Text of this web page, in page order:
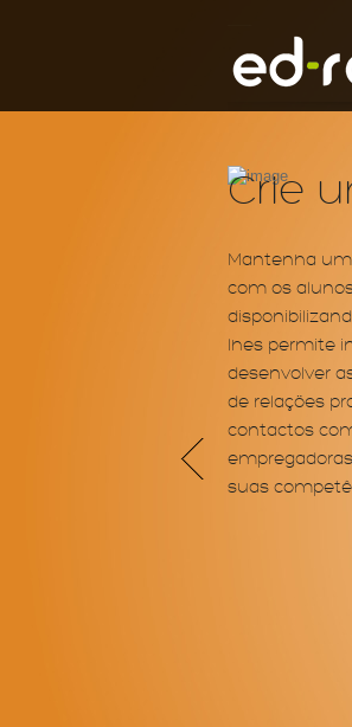
Crie
Mantenha
com os
lhes permite
desenvolver
de relações
contactos
suas